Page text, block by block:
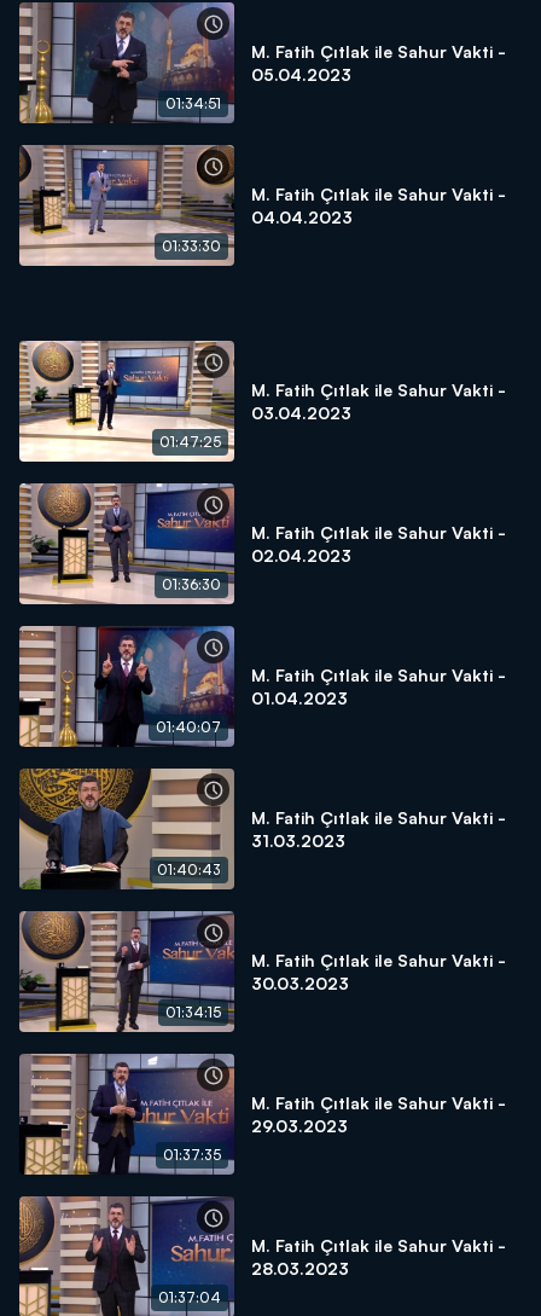
01:34:51
M. Fatih Çıtlak ile Sahur Vakti -
05.04.2023
01:33:30
M. Fatih Çıtlak ile Sahur Vakti -
04.04.2023
01:47:25
M. Fatih Çıtlak ile Sahur Vakti -
03.04.2023
01:36:30
M. Fatih Çıtlak ile Sahur Vakti -
02.04.2023
01:40:07
M. Fatih Çıtlak ile Sahur Vakti -
01.04.2023
01:40:43
M. Fatih Çıtlak ile Sahur Vakti -
31.03.2023
01:34:15
M. Fatih Çıtlak ile Sahur Vakti -
30.03.2023
01:37:35
M. Fatih Çıtlak ile Sahur Vakti -
29.03.2023
01:37:04
M. Fatih Çıtlak ile Sahur Vakti -
28.03.2023